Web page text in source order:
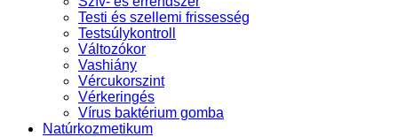
Testi és szellemi frissesség
Testsúlykontroll
Változókor
Vashiány
Vércukorszint
Vérkeringés
Vírus baktérium gomba
Natúrkozmetikum